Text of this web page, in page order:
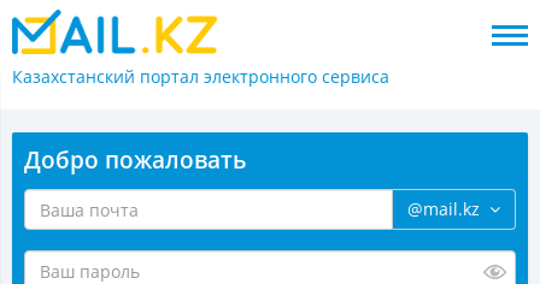
Казахстанский портал электронного сервиса
Добро пожаловать
@mail.kz